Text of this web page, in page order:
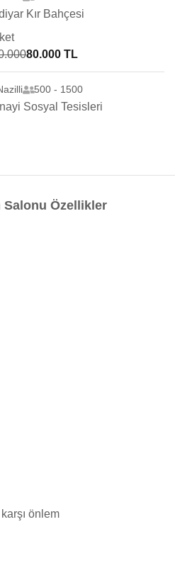
Kır Bahçesi
80.000 TL
500 - 1500
Sosyal Tesisleri
Salonu Özellikler
önlem